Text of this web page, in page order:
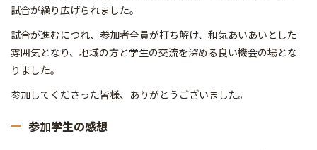
試合が繰り広げられました。
試合が進むにつれ、参加者全員が打ち解け、和気あいあいとした
雰囲気となり、地域の方と学生の交流を深める良い機会の場とな
りました。
参加してくださった皆様、ありがとうございました。
参加学生の感想